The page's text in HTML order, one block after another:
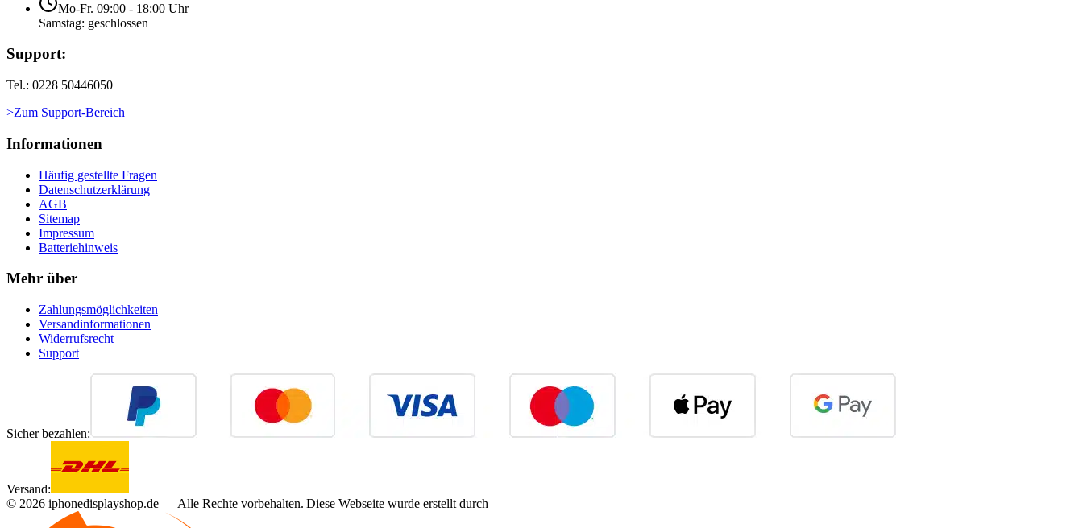
Mo-Fr. 09:00 - 18:00 Uhr
Samstag: geschlossen
Support:
Tel.: 0228 50446050
>Zum Support-Bereich
Informationen
Häufig gestellte Fragen
Datenschutzerklärung
AGB
Sitemap
Impressum
Batteriehinweis
Mehr über
Zahlungsmöglichkeiten
Versandinformationen
Widerrufsrecht
Support
Sicher bezahlen:
Versand:
© 2026 iphonedisplayshop.de — Alle Rechte vorbehalten.|Diese Webseite wurde erstellt durch